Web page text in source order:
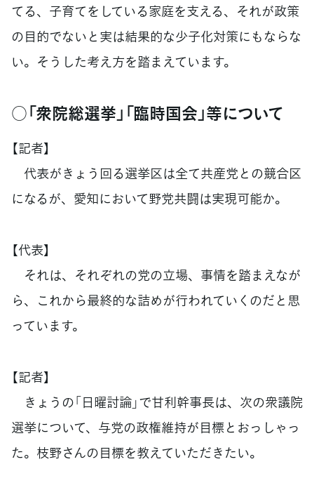
てる、子育てをしている家庭を支える、それが政策
の目的でないと実は結果的な少子化対策にもならな
い。そうした考え方を踏まえています。
○「衆院総選挙」「臨時国会」等について
【記者】
代表がきょう回る選挙区は全て共産党との競合区
になるが、愛知において野党共闘は実現可能か。
【代表】
それは、それぞれの党の立場、事情を踏まえなが
ら、これから最終的な詰めが行われていくのだと思
っています。
【記者】
きょうの「日曜討論」で甘利幹事長は、次の衆議院
選挙について、与党の政権維持が目標とおっしゃっ
た。枝野さんの目標を教えていただきたい。